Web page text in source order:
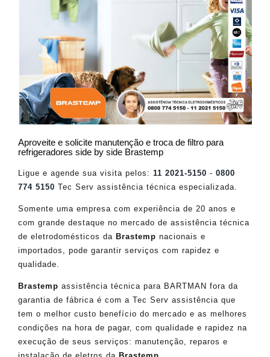
Aproveite e solicite manutenção e troca de filtro para
refrigeradores side by side Brastemp
Ligue e agende sua visita pelos: 11 2021-5150 - 0800
774 5150 Tec Serv assistência técnica especializada.
Somente uma empresa com experiência de 20 anos e
com grande destaque no mercado de assistência técnica
de eletrodomésticos da Brastemp nacionais e
importados, pode garantir serviços com rapidez e
qualidade.
Brastemp assistência técnica para BARTMAN fora da
garantia de fábrica é com a Tec Serv assistência que
tem o melhor custo benefício do mercado e as melhores
condições na hora de pagar, com qualidade e rapidez na
execução de seus serviços: manutenção, reparos e